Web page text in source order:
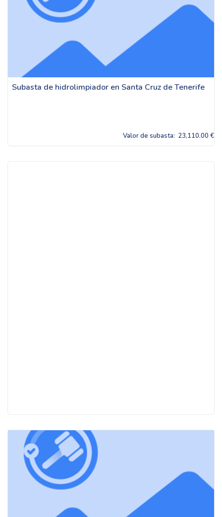
Subasta de hidrolimpiador en Santa Cruz de Tenerife
Valor de subasta: 23,110.00 €